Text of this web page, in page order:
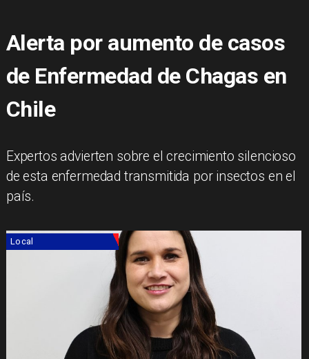
Alerta por aumento de casos
de Enfermedad de Chagas en
Chile
Expertos advierten sobre el crecimiento silencioso
de esta enfermedad transmitida por insectos en el
país.
Local